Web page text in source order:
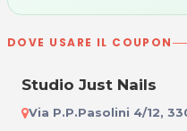
DOVE USARE IL COUPON
Studio Just Nails
Via P.P.Pasolini 4/12,